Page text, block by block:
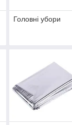
Головні убори